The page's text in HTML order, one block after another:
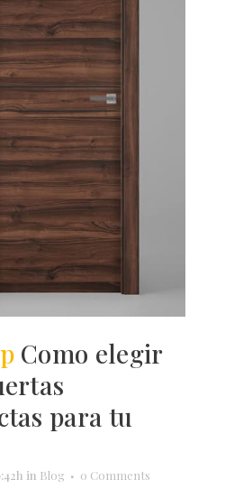
Como elegir
para tu
in Blog
0 Comments